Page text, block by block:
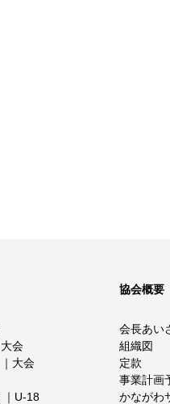
大会
大会
U-18
協会概要
会長あい
組織図
定款
事業計画
かながわ